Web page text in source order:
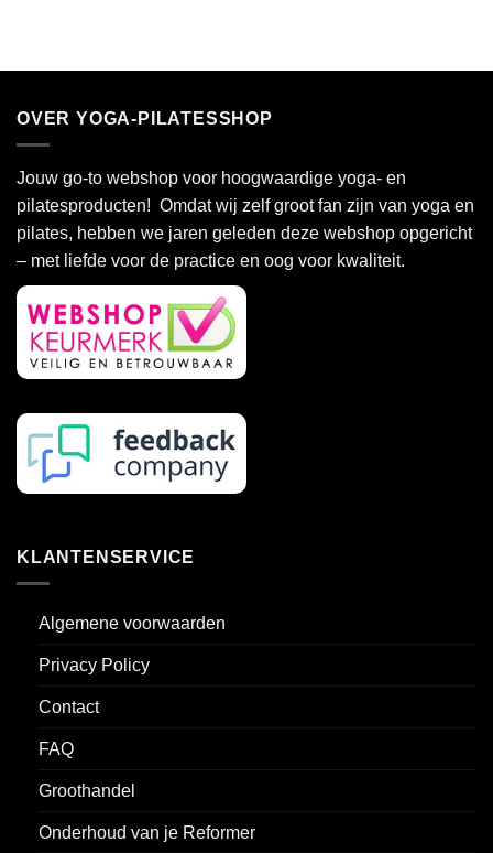
OVER YOGA-PILATESSHOP
Jouw go-to webshop voor hoogwaardige yoga- en
pilatesproducten! Omdat wij zelf groot fan zijn van yoga en
pilates, hebben we jaren geleden deze webshop opgericht
– met liefde voor de practice en oog voor kwaliteit.
KLANTENSERVICE
Algemene voorwaarden
Privacy Policy
Contact
FAQ
Groothandel
Onderhoud van je Reformer